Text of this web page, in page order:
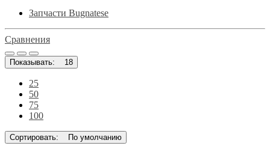
Запчасти Bugnatese
Сравнения
Показывать: 18
25
50
75
100
Сортировать: По умолчанию